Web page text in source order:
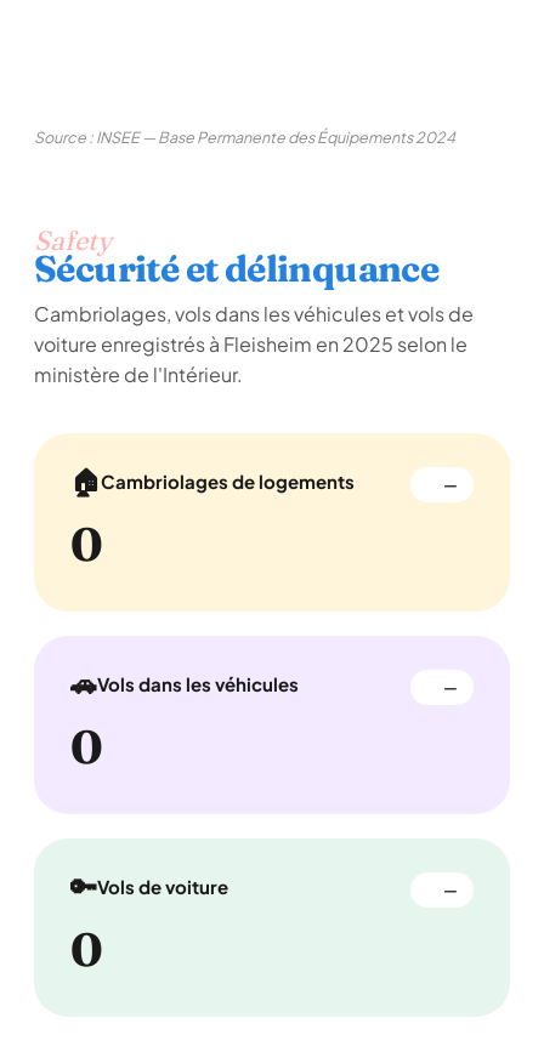
Source : INSEE — Base Permanente des Équipements 2024
Safety
Sécurité et délinquance
Cambriolages, vols dans les véhicules et vols de
voiture enregistrés à Fleisheim en 2025 selon le
ministère de l'Intérieur.
🏠Cambriolages de logements —
0
🚗Vols dans les véhicules —
0
🔑Vols de voiture —
0